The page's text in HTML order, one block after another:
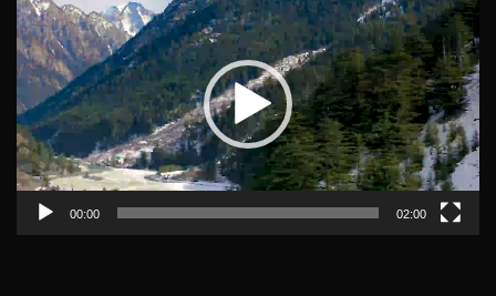
Player
00:00 02:00